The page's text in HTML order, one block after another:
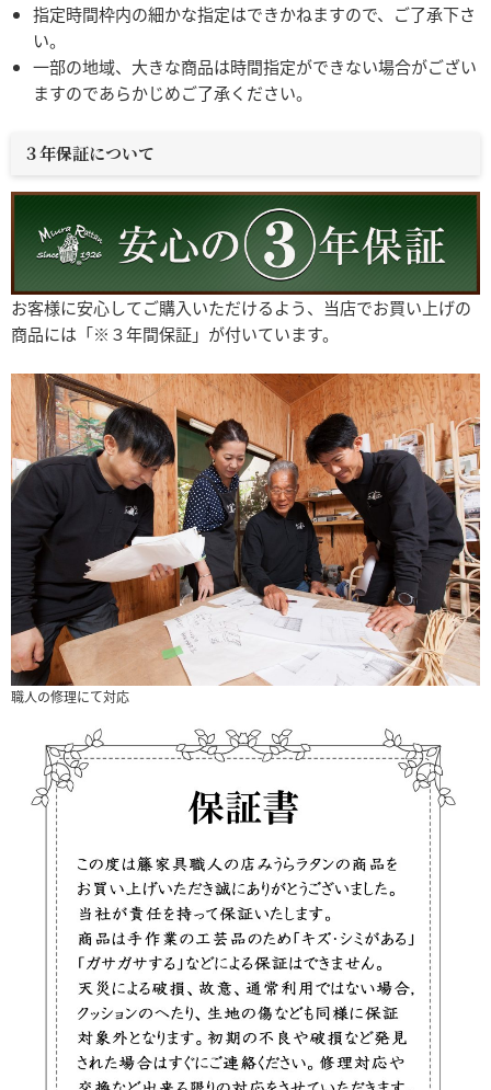
指定時間枠内の細かな指定はできかねますので、ご了承下さ
い。
一部の地域、大きな商品は時間指定ができない場合がござい
ますのであらかじめご了承ください。
３年保証について
お客様に安心してご購入いただけるよう、当店でお買い上げの
商品には「※３年間保証」が付いています。
職人の修理にて対応